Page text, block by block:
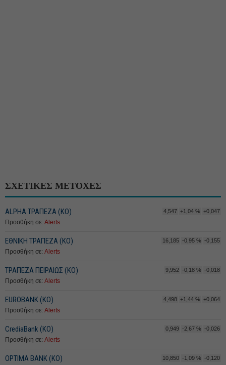
ΣΧΕΤΙΚΕΣ ΜΕΤΟΧΕΣ
ALPHA ΤΡΑΠΕΖΑ (ΚΟ) 4,547 +1,04 % +0,047
Προσθήκη σε: Alerts
ΕΘΝΙΚΗ ΤΡΑΠΕΖΑ (KO) 16,185 -0,95 % -0,155
Προσθήκη σε: Alerts
ΤΡΑΠΕΖΑ ΠΕΙΡΑΙΩΣ (ΚΟ) 9,952 -0,18 % -0,018
Προσθήκη σε: Alerts
EUROBANK (ΚΟ) 4,498 +1,44 % +0,064
Προσθήκη σε: Alerts
CrediaBank (ΚΟ) 0,949 -2,67 % -0,026
Προσθήκη σε: Alerts
OPTIMA BANK (ΚΟ) 10,850 -1,09 % -0,120